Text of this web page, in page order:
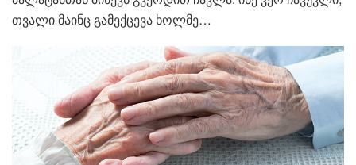
თვალი მაინც გამექცევა ხოლმე…